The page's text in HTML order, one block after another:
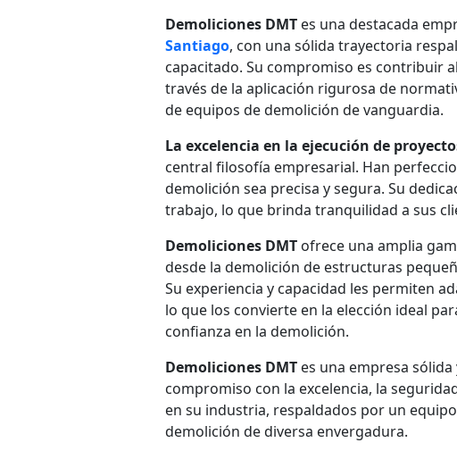
Demoliciones DMT es una destacada
Santiago, con una sólida trayectoria
capacitado. Su compromiso es contribuir
través de la aplicación rigurosa de
de equipos de demolición de vanguardia.
La excelencia en la ejecución de
central filosofía empresarial. Han
demolición sea precisa y segura. Su
trabajo, lo que brinda tranquilidad a sus
Demoliciones DMT ofrece una amplia
desde la demolición de estructuras
Su experiencia y capacidad les permiten
lo que los convierte en la elección ideal
confianza en la demolición.
Demoliciones DMT es una empresa
compromiso con la excelencia, la
en su industria, respaldados por un
demolición de diversa envergadura.